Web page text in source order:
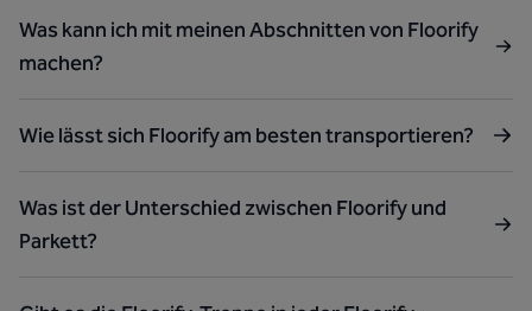
Was kann ich mit meinen Abschnitten von Floorify
machen?
Wie lässt sich Floorify am besten transportieren?
Was ist der Unterschied zwischen Floorify und
Parkett?